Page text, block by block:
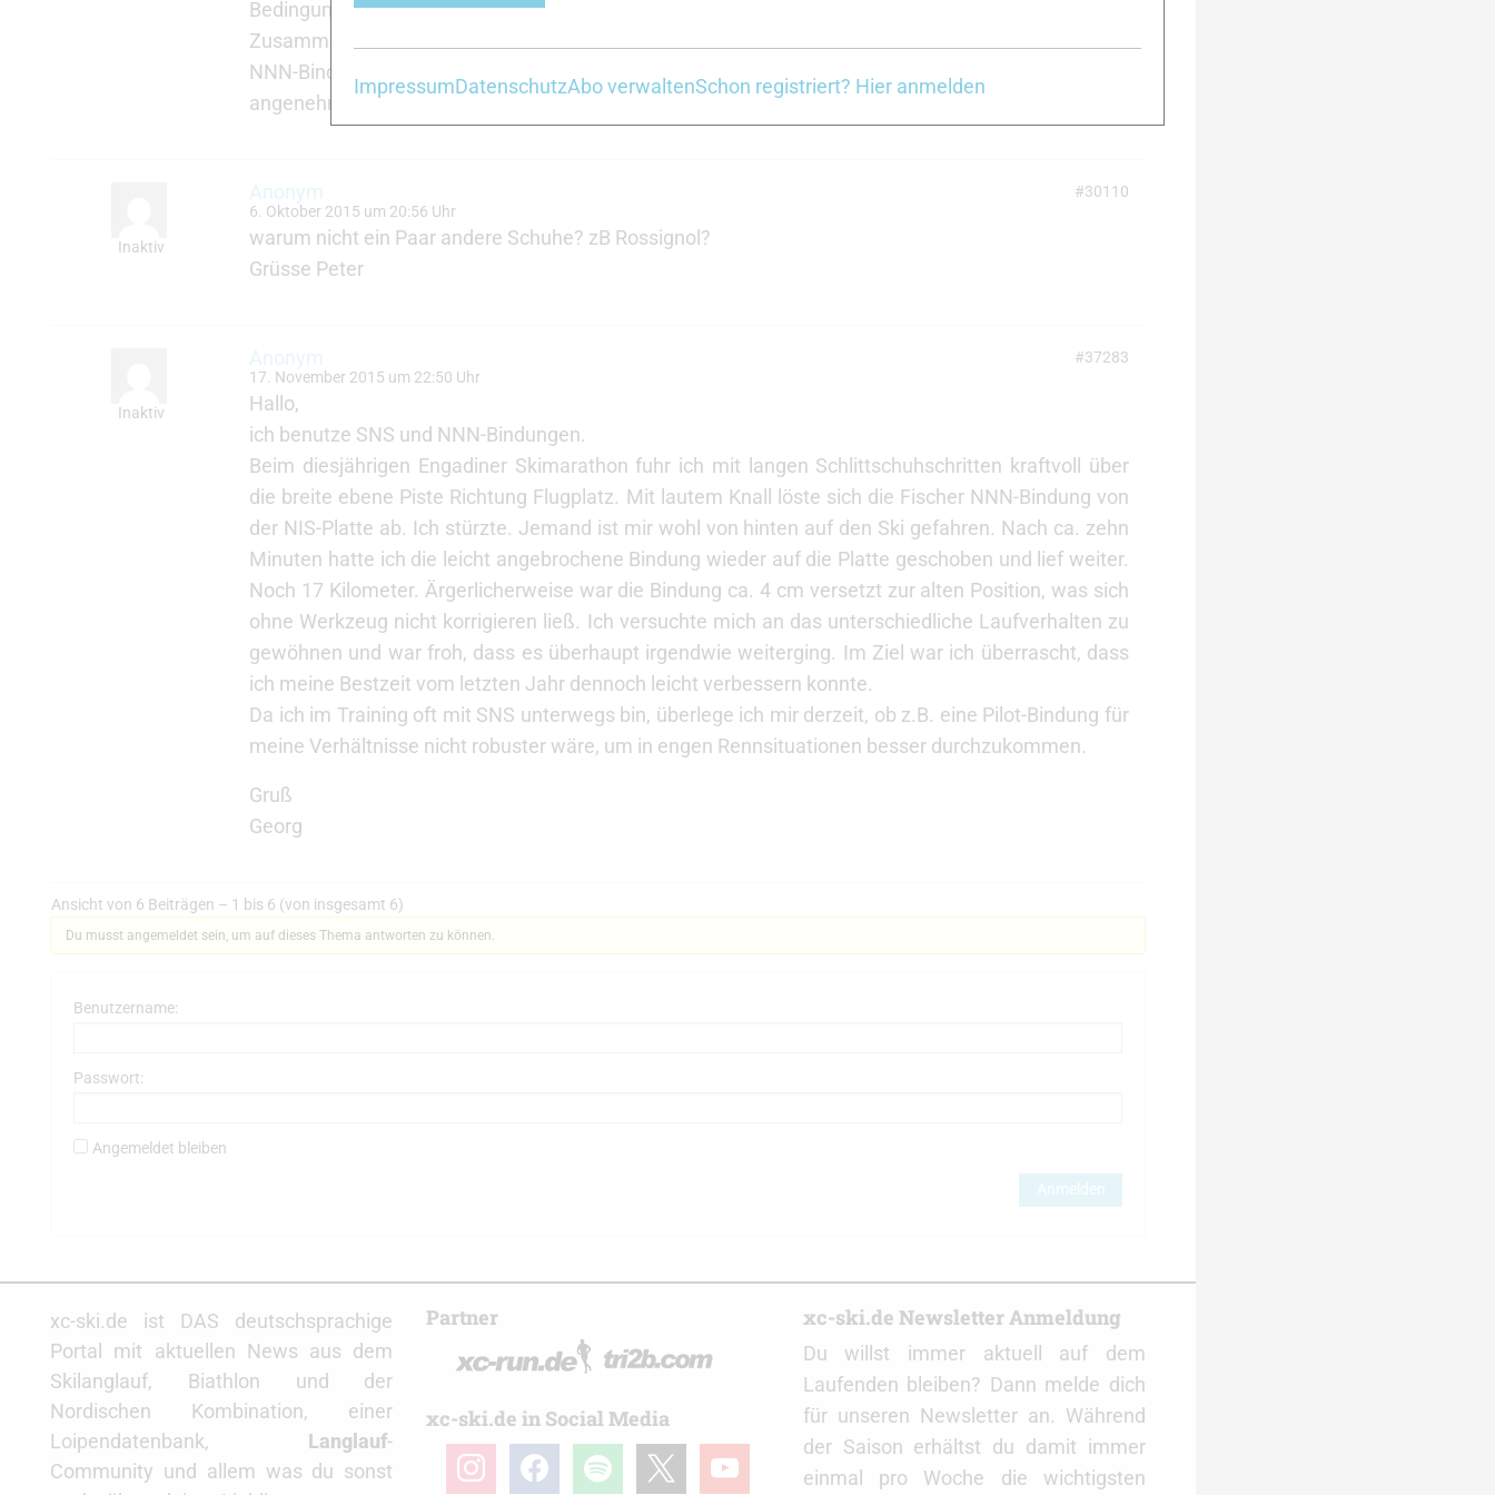
Bedingungen dieser Ski plötzlich gar nicht mehr so super lief. Alles eben eine Frage des
Zusammenspiels zwischen den Eigenschaften des Materials und den Schneebedingungen. In der
NNN-Bindung hatte ich ein besseres Skigefühl, aber der Salomonschuh ist mir wiederrum ein wenig
angenehmer als der Fischer. Hmmm…schwere Entscheidung LG Olli
Inaktiv
Anonym
6. Oktober 2015 um 20:56 Uhr
#30110
warum nicht ein Paar andere Schuhe? zB Rossignol?
Grüsse Peter
Inaktiv
Anonym
17. November 2015 um 22:50 Uhr
#37283
Hallo,
ich benutze SNS und NNN-Bindungen.
Beim diesjährigen Engadiner Skimarathon fuhr ich mit langen Schlittschuhschritten kraftvoll über
die breite ebene Piste Richtung Flugplatz. Mit lautem Knall löste sich die Fischer NNN-Bindung von
der NIS-Platte ab. Ich stürzte. Jemand ist mir wohl von hinten auf den Ski gefahren. Nach ca. zehn
Minuten hatte ich die leicht angebrochene Bindung wieder auf die Platte geschoben und lief weiter.
Noch 17 Kilometer. Ärgerlicherweise war die Bindung ca. 4 cm versetzt zur alten Position, was sich
ohne Werkzeug nicht korrigieren ließ. Ich versuchte mich an das unterschiedliche Laufverhalten zu
gewöhnen und war froh, dass es überhaupt irgendwie weiterging. Im Ziel war ich überrascht, dass
ich meine Bestzeit vom letzten Jahr dennoch leicht verbessern konnte.
Da ich im Training oft mit SNS unterwegs bin, überlege ich mir derzeit, ob z.B. eine Pilot-Bindung für
meine Verhältnisse nicht robuster wäre, um in engen Rennsituationen besser durchzukommen.
Gruß
Georg
Ansicht von 6 Beiträgen – 1 bis 6 (von insgesamt 6)
Du musst angemeldet sein, um auf dieses Thema antworten zu können.
Benutzername:
Passwort:
Angemeldet bleiben
Anmelden
xc-ski.de ist DAS deutschsprachige
Portal mit aktuellen News aus dem
Skilanglauf, Biathlon und der
Nordischen Kombination, einer
Loipendatenbank, Langlauf-
Community und allem was du sonst
Partner
xc-ski.de in Social Media
instagramfacebookspotify youtube
xc-ski.de Newsletter Anmeldung
Du willst immer aktuell auf dem
Laufenden bleiben? Dann melde dich
für unseren Newsletter an. Während
der Saison erhältst du damit immer
einmal pro Woche die wichtigsten
ImpressumDatenschutzAbo verwaltenSchon registriert? Hier anmelden